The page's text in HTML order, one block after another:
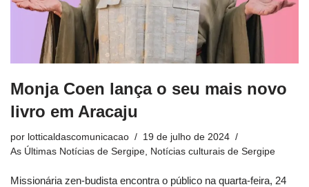
Monja Coen lança o seu mais novo
livro em Aracaju
por lotticaldascomunicacao
19 de julho de 2024
As Últimas Notícias de Sergipe
Notícias culturais de Sergipe
Missionária zen-budista encontra o público na quarta-feira, 24